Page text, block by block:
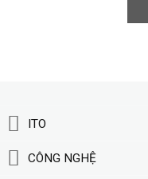
ITO
CÔNG NGHỆ